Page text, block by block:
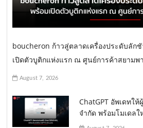
boucheron ก้าวสู่ตลาดเครื่องประดับลัก
เปิดตัวบูติกแห่งแรก ณ ศูนย์การค้าสยามพ
August 7, 2026
ChatGPT อัพเดทใ
จำกัด พร้อมโมเดลใ